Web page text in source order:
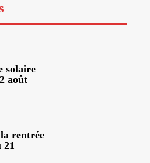
solaire
août
rentrée
21